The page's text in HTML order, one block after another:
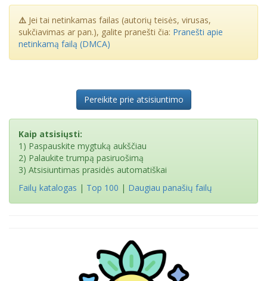
⚠️ Jei tai netinkamas failas (autorių teisės, virusas,
sukčiavimas ar pan.), galite pranešti čia: Pranešti apie
netinkamą failą (DMCA)
Pereikite prie atsisiuntimo
Kaip atsisiųsti:
1) Paspauskite mygtuką aukščiau
2) Palaukite trumpą pasiruošimą
3) Atsisiuntimas prasidės automatiškai
Failų katalogas | Top 100 | Daugiau panašių failų